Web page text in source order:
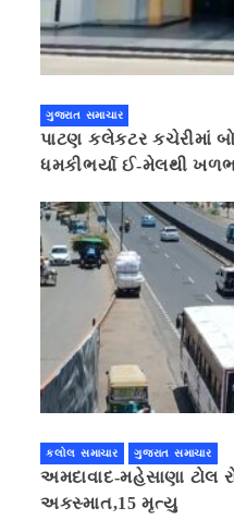
ગુજરાત સમાચાર
પાટણ કલેકટર કચેરીમાં
ધમકીભર્યા ઈ-
કલોલ સમાચાર ગુજરાત સમાચાર
અમદાવાદ-મહેસાણા ટોલ
અકસ્માત,15 મૃત્યુ